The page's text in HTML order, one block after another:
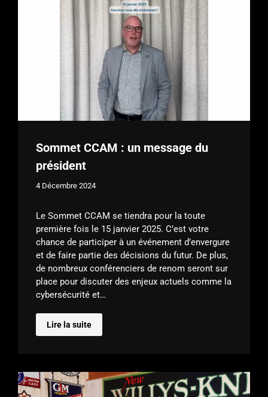
Sommet CCAM : un message du
président
4 Décembre 2024
Le Sommet CCAM se tiendra pour la toute
première fois le 15 janvier 2025. C’est votre
chance de participer à un événement d’envergure
et de faire partie des décisions du futur. De plus,
de nombreux conférenciers de renom seront sur
place pour discuter des enjeux actuels comme la
cybersécurité et…
Lire la suite